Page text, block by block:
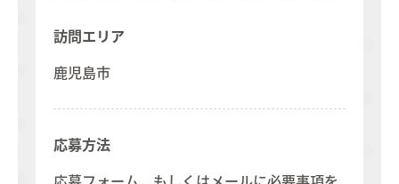
訪問エリア
鹿児島市
応募方法